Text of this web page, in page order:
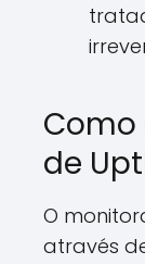
de
O
através